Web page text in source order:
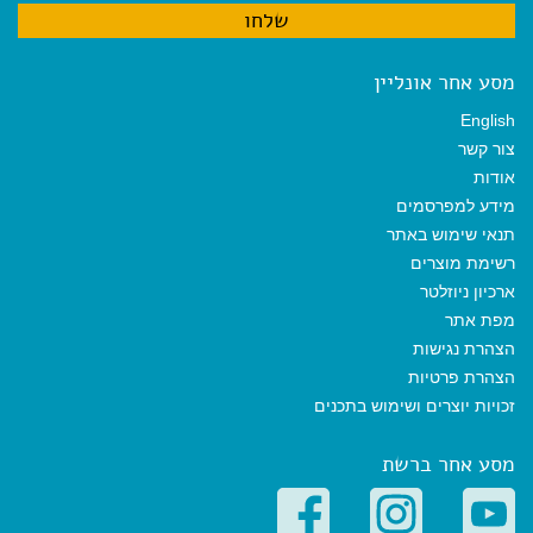
מסע אחר אונליין
English
צור קשר
אודות
מידע למפרסמים
תנאי שימוש באתר
רשימת מוצרים
ארכיון ניוזלטר
מפת אתר
הצהרת נגישות
הצהרת פרטיות
זכויות יוצרים ושימוש בתכנים
מסע אחר ברשת